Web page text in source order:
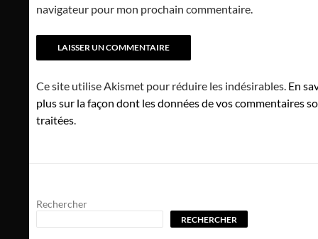
navigateur pour mon prochain commentaire.
Ce site utilise Akismet pour réduire les indésirables. En
plus sur la façon dont les données de vos commentaires
traitées.
Rechercher
RECHERCHER